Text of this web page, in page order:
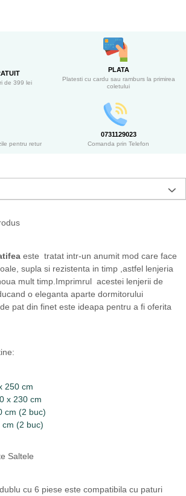
de 399 lei
PLATA
Platesti cu cardu sau ramburs la primirea
coletului
pentru retur
0731129023
Comanda prin Telefon
este tratat intr-un anumit mod care face
supla si rezistenta in timp ,astfel lenjeria
mult timp.Imprimrul acestei lenjerii de
o eleganta aparte dormitorului
pat din finet este ideapa pentru a fi oferita
250 cm
x 230 cm
cm (2 buc)
(2 buc)
Saltele
cu 6 piese este compatibila cu paturi